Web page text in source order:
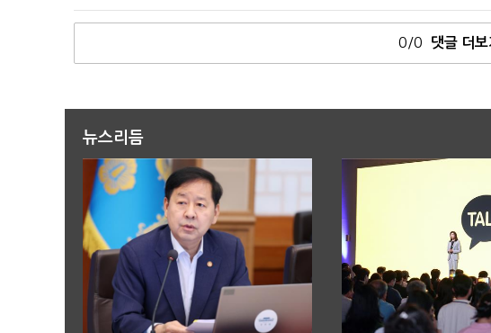
0/0 댓글 더보
뉴스리듬